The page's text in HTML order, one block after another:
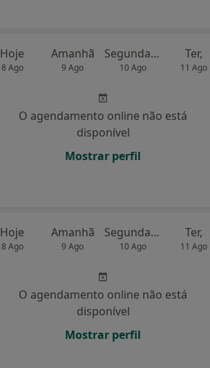
Hoje
8 Ago
Amanhã
9 Ago
Segunda-feira
10 Ago
Ter,
11 Ago
O agendamento online não está
disponível
Mostrar perfil
Hoje
8 Ago
Amanhã
9 Ago
Segunda-feira
10 Ago
Ter,
11 Ago
O agendamento online não está
disponível
Mostrar perfil